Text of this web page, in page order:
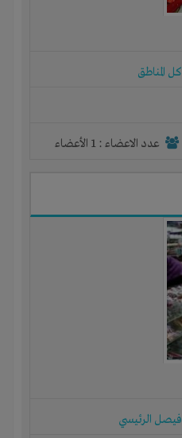
كل المناطق
عدد الاعضاء : 1 الأعضاء
فيصل الرئيسي